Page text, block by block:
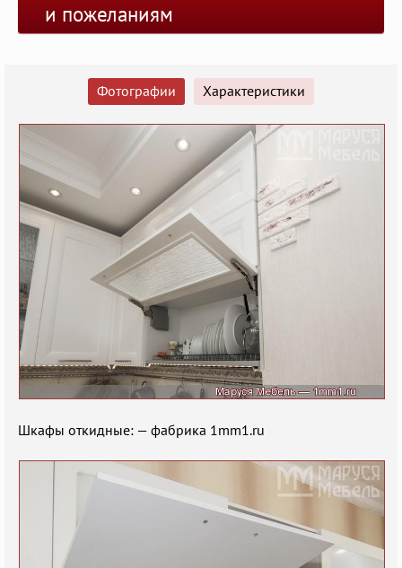
и пожеланиям
Фотографии Характеристики
Шкафы откидные: — фабрика 1mm1.ru